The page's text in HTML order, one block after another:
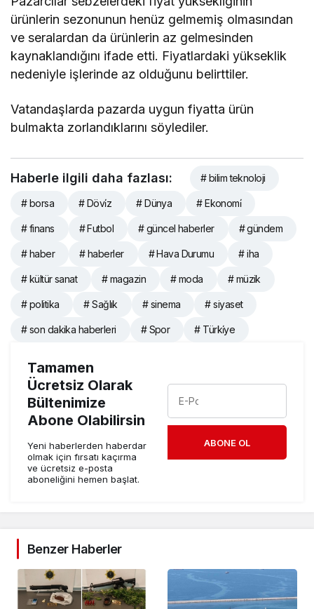
ürünlerin sezonunun henüz gelmemiş olmasından
ve seralardan da ürünlerin az gelmesinden
kaynaklandığını ifade etti. Fiyatlardaki yükseklik
nedeniyle işlerinde az olduğunu belirttiler.
Vatandaşlarda pazarda uygun fiyatta ürün
bulmakta zorlandıklarını söylediler.
Haberle ilgili daha fazlası: # bilim teknoloji
# borsa # Dövi̇z # Dünya # Ekonomi̇
# finans # Futbol # güncel haberler # gündem
# haber # haberler # Hava Durumu # iha
# kültür sanat # magazin # moda # müzik
# politika # Sağlık # sinema # siyaset
# son dakika haberleri # Spor # Türki̇ye
Tamamen
Ücretsiz Olarak
Bültenimize
Abone Olabilirsin
Yeni haberlerden haberdar
olmak için fırsatı kaçırma
ve ücretsiz e-posta
aboneliğini hemen başlat.
ABONE OL
Benzer Haberler